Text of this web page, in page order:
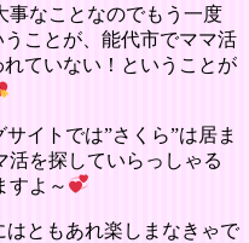
事なことなのでもう一度
ことが、能代市でママ活
ていない！ということが
イトでは”さくら”は居ま
活を探していらっしゃる
すよ～
ともあれ楽しまなきゃで